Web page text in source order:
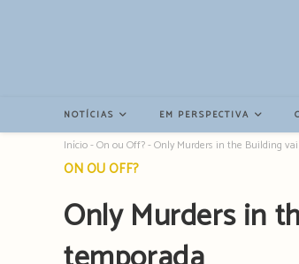
NOTÍCIAS EM PERSPECTIVA
Início-On ou Off?-Only Murders in the Building
Post
ON OU OFF?
Only Murders in